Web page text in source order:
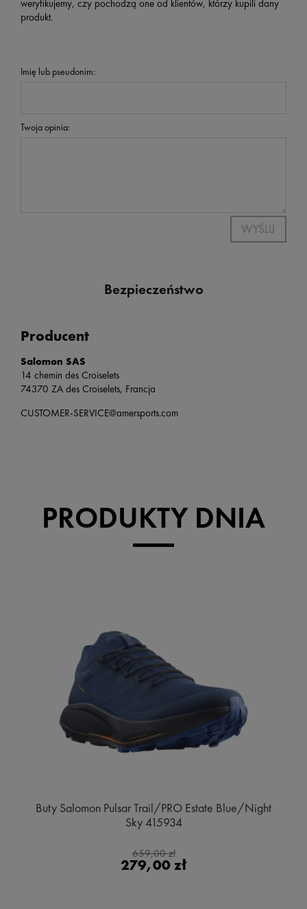
weryfikujemy, czy pochodzą one od klientów, którzy kupili dany
produkt.
Imię lub pseudonim:
Twoja opinia:
WYŚLIJ
Bezpieczeństwo
Producent
Salomon SAS
14 chemin des Croiselets
74370 ZA des Croiselets, Francja
CUSTOMER-SERVICE@amersports.com
PRODUKTY DNIA
Buty Salomon Pulsar Trail/PRO Estate Blue/Night
Sky 415934
659,00 zł
279,00 zł